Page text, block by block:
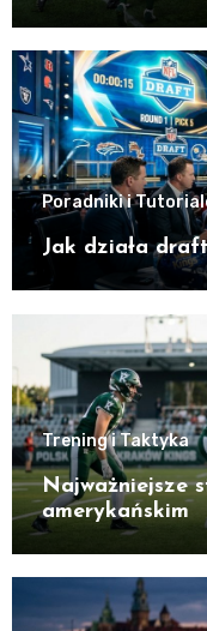
Poradniki i
Jak działa
Trening i Taktyka
Najważniejsze
amerykańskim